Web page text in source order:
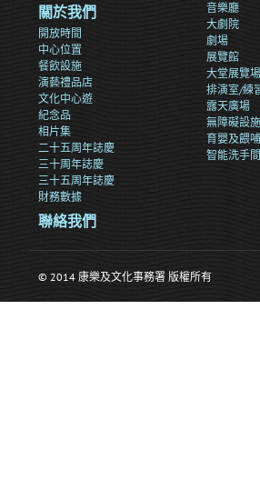
關於我們
開放時間
中心位置
餐飲設施
演藝禮品店
文化中心遊
紀念品
相片集
二十五周年誌慶
三十周年誌慶
三十五周年誌慶
財務數據
聯絡我們
音樂廳
大劇院
劇場
展覽館
大堂展覽
排演室/練
露天廣場
無障礙設施
育嬰及餵
智能洗手
© 2014 康樂及文化事務署 版權所有